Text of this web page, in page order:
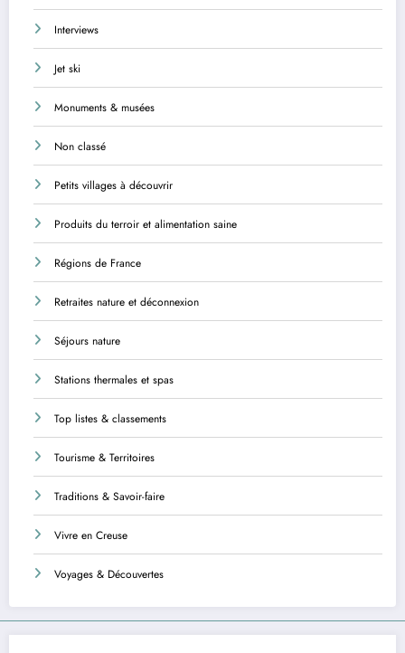
Interviews
Jet ski
Monuments & musées
Non classé
Petits villages à découvrir
Produits du terroir et alimentation saine
Régions de France
Retraites nature et déconnexion
Séjours nature
Stations thermales et spas
Top listes & classements
Tourisme & Territoires
Traditions & Savoir-faire
Vivre en Creuse
Voyages & Découvertes